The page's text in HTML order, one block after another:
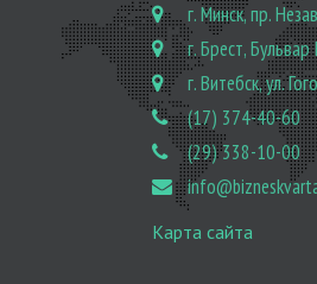
г. Минск, пр.
г. Брест,
г. Витебск, ул.
(17) 374-40-60
(29) 338-10-00
Карта сайта